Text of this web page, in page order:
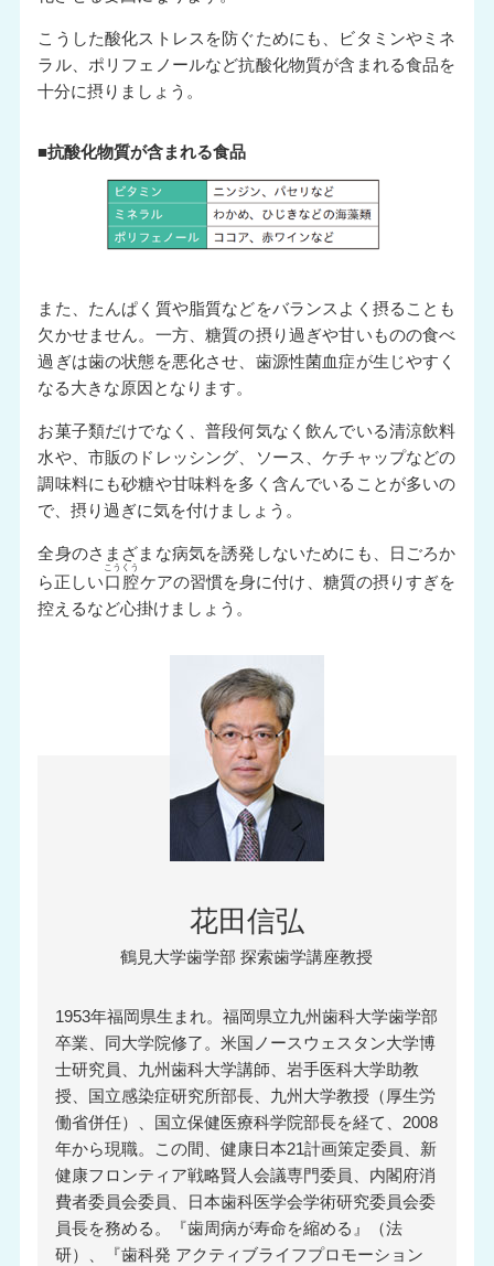
こうした酸化ストレスを防ぐためにも、ビタミンやミネ
ラル、ポリフェノールなど抗酸化物質が含まれる食品を
十分に摂りましょう。
■抗酸化物質が含まれる食品
また、たんぱく質や脂質などをバランスよく摂ることも
欠かせません。一方、糖質の摂り過ぎや甘いものの食べ
過ぎは歯の状態を悪化させ、歯源性菌血症が生じやすく
なる大きな原因となります。
お菓子類だけでなく、普段何気なく飲んでいる清涼飲料
水や、市販のドレッシング、ソース、ケチャップなどの
調味料にも砂糖や甘味料を多く含んでいることが多いの
で、摂り過ぎに気を付けましょう。
全身のさまざまな病気を誘発しないためにも、日ごろか
ら正しい口腔
こうくう
ケアの習慣を身に付け、糖質の摂りすぎを
控えるなど心掛けましょう。
花田信弘
鶴見大学歯学部 探索歯学講座教授
1953年福岡県生まれ。福岡県立九州歯科大学歯学部
卒業、同大学院修了。米国ノースウェスタン大学博
士研究員、九州歯科大学講師、岩手医科大学助教
授、国立感染症研究所部長、九州大学教授（厚生労
働省併任）、国立保健医療科学院部長を経て、2008
年から現職。この間、健康日本21計画策定委員、新
健康フロンティア戦略賢人会議専門委員、内閣府消
費者委員会委員、日本歯科医学会学術研究委員会委
員長を務める。『歯周病が寿命を縮める』（法
研）、『歯科発 アクティブライフプロモーション